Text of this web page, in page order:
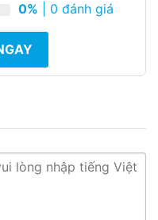
0% | 0 đánh giá